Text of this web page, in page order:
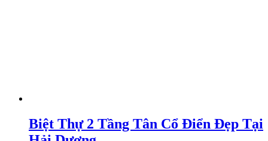
Biệt Thự 2 Tầng Tân Cổ Điển Đẹp Tại